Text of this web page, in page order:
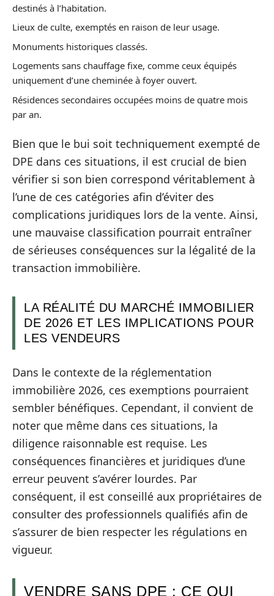
destinés à l’habitation.
Lieux de culte, exemptés en raison de leur usage.
Monuments historiques classés.
Logements sans chauffage fixe, comme ceux équipés
uniquement d’une cheminée à foyer ouvert.
Résidences secondaires occupées moins de quatre mois
par an.
Bien que le bui soit techniquement exempté de
DPE dans ces situations, il est crucial de bien
vérifier si son bien correspond véritablement à
l’une de ces catégories afin d’éviter des
complications juridiques lors de la vente. Ainsi,
une mauvaise classification pourrait entraîner
de sérieuses conséquences sur la légalité de la
transaction immobilière.
LA RÉALITÉ DU MARCHÉ IMMOBILIER
DE 2026 ET LES IMPLICATIONS POUR
LES VENDEURS
Dans le contexte de la réglementation
immobilière 2026, ces exemptions pourraient
sembler bénéfiques. Cependant, il convient de
noter que même dans ces situations, la
diligence raisonnable est requise. Les
conséquences financières et juridiques d’une
erreur peuvent s’avérer lourdes. Par
conséquent, il est conseillé aux propriétaires de
consulter des professionnels qualifiés afin de
s’assurer de bien respecter les régulations en
vigueur.
VENDRE SANS DPE : CE QUI